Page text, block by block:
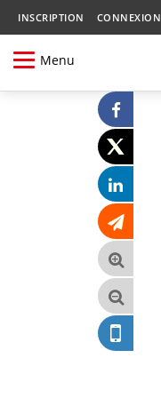
INSCRIPTION CONNEXION
Menu